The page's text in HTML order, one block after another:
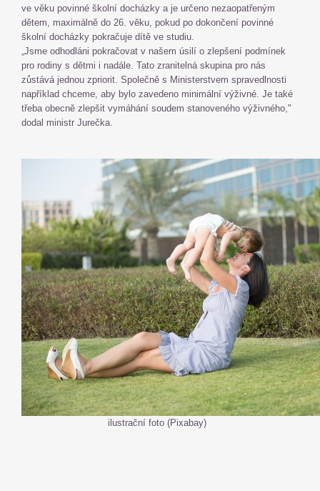
ve věku povinné školní docházky a je určeno nezaopatřeným
dětem, maximálně do 26. věku, pokud po dokončení povinné
školní docházky pokračuje dítě ve studiu.
„Jsme odhodláni pokračovat v našem úsilí o zlepšení podmínek
pro rodiny s dětmi i nadále. Tato zranitelná skupina pro nás
zůstává jednou zpriorit. Společně s Ministerstvem spravedlnosti
například chceme, aby bylo zavedeno minimální výživné. Je také
třeba obecně zlepšit vymáhání soudem stanoveného výživného,"
dodal ministr Jurečka.
ilustrační foto (Pixabay)